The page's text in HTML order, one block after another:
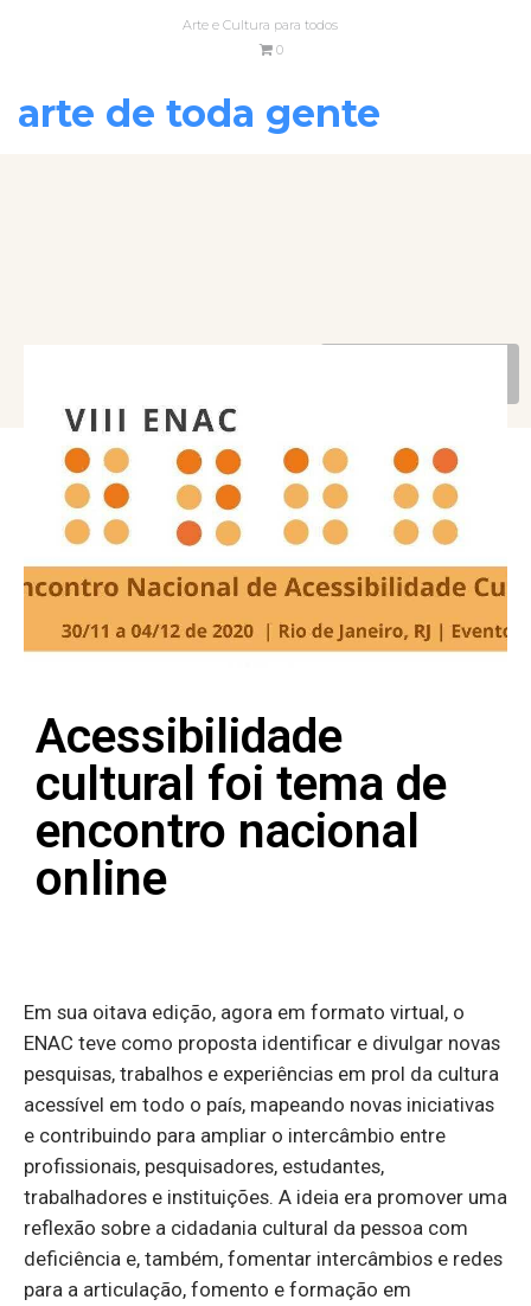
Arte e Cultura para todos
0
arte de toda gente
Acessibilidade
cultural foi tema de
encontro nacional
online
Em sua oitava edição, agora em formato virtual, o
ENAC teve como proposta identificar e divulgar novas
pesquisas, trabalhos e experiências em prol da cultura
acessível em todo o país, mapeando novas iniciativas
e contribuindo para ampliar o intercâmbio entre
profissionais, pesquisadores, estudantes,
trabalhadores e instituições. A ideia era promover uma
reflexão sobre a cidadania cultural da pessoa com
deficiência e, também, fomentar intercâmbios e redes
para a articulação, fomento e formação em